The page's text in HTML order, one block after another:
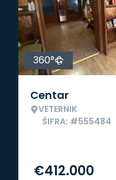
360°
Centar
VETERNIK
ŠIFRA: #555484
€412.000